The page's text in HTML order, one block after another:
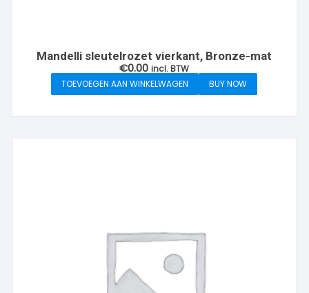
Mandelli sleutelrozet vierkant, Bronze-mat
€0.00 incl. BTW
TOEVOEGEN AAN WINKELWAGEN
BUY NOW